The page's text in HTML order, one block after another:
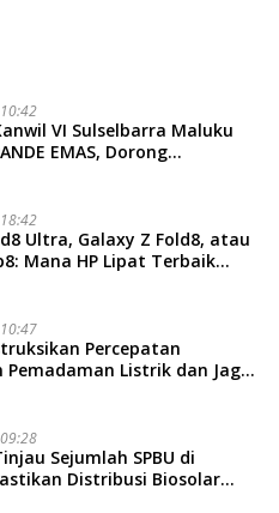
VI Sulselbarra Maluku
EMAS, Dorong
Ultra, Galaxy Z Fold8, atau
Mana HP Lipat Terbaik
Percepatan
Pemadaman Listrik dan Jaga
Sejumlah SPBU di
Distribusi Biosolar